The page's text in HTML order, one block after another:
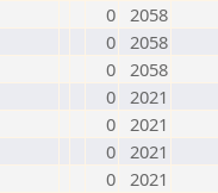
0 2058
0 2058
0 2058
0 2021
0 2021
0 2021
0 2021